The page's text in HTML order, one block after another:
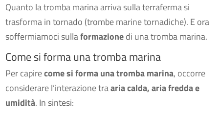
Quanto la tromba marina arriva sulla terraferma si
trasforma in tornado (trombe marine tornadiche). E ora
soffermiamoci sullaformazionedi una tromba marina.
Come si forma una tromba marina
Per capirecome si forma una tromba marina, occorre
considerare l’interazione traaria calda, aria fredda e
umidità. In sintesi: